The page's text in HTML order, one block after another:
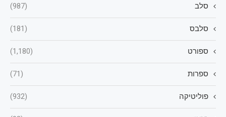
סלב (987)
סלבס (181)
ספורט (1,180)
ספרות (71)
פוליטיקה (932)